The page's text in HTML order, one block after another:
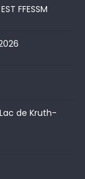
FFESSM
de Kruth-